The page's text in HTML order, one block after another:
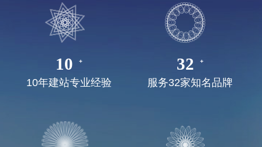
10
10年建站专业经验
32
服务32家知名品牌